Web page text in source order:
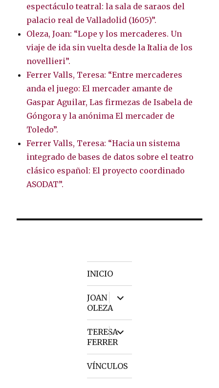
espectáculo teatral: la sala de saraos del
palacio real de Valladolid (1605)”.
Oleza, Joan: “Lope y los mercaderes. Un
viaje de ida sin vuelta desde la Italia de los
novellieri”.
Ferrer Valls, Teresa: “Entre mercaderes
anda el juego: El mercader amante de
Gaspar Aguilar, Las firmezas de Isabela de
Góngora y la anónima El mercader de
Toledo”.
Ferrer Valls, Teresa: “Hacia un sistema
integrado de bases de datos sobre el teatro
clásico español: El proyecto coordinado
ASODAT”.
INICIO
JOAN
OLEZA
expand
child
menu
TERESA
FERRER
expand
child
menu
VÍNCULOS